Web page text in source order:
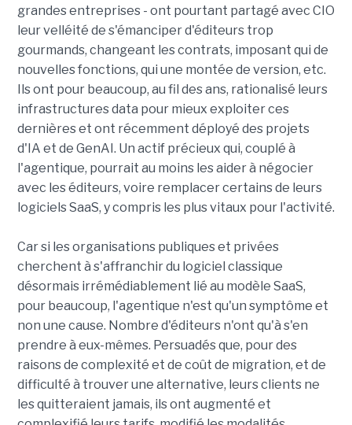
grandes entreprises - ont pourtant partagé avec CIO
leur velléité de s'émanciper d'éditeurs trop
gourmands, changeant les contrats, imposant qui de
nouvelles fonctions, qui une montée de version, etc.
Ils ont pour beaucoup, au fil des ans, rationalisé leurs
infrastructures data pour mieux exploiter ces
dernières et ont récemment déployé des projets
d'IA et de GenAI. Un actif précieux qui, couplé à
l'agentique, pourrait au moins les aider à négocier
avec les éditeurs, voire remplacer certains de leurs
logiciels SaaS, y compris les plus vitaux pour l'activité.
Car si les organisations publiques et privées
cherchent à s'affranchir du logiciel classique
désormais irrémédiablement lié au modèle SaaS,
pour beaucoup, l'agentique n'est qu'un symptôme et
non une cause. Nombre d'éditeurs n'ont qu'à s'en
prendre à eux-mêmes. Persuadés que, pour des
raisons de complexité et de coût de migration, et de
difficulté à trouver une alternative, leurs clients ne
les quitteraient jamais, ils ont augmenté et